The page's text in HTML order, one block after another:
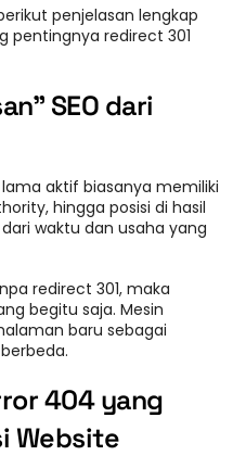
penjelasan lengkap
pentingnya redirect 301
SEO dari
aktif biasanya memiliki
hingga posisi di hasil
waktu dan usaha yang
redirect 301, maka
begitu saja. Mesin
baru sebagai
404 yang
Website